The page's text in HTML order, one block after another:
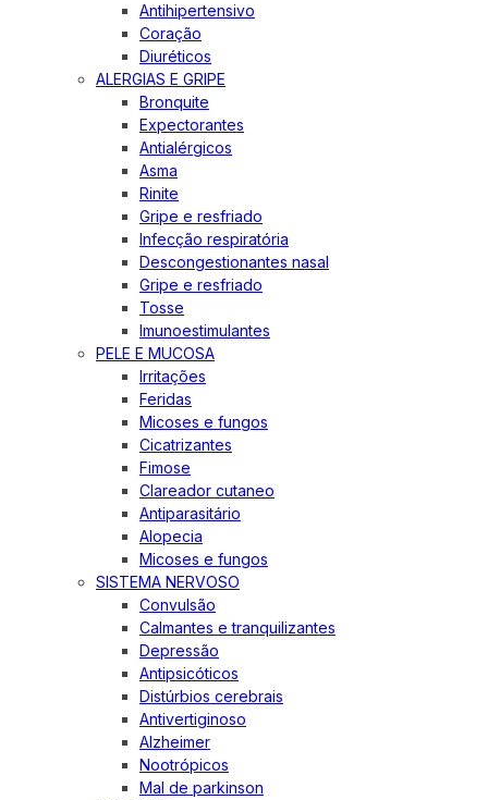
Antihipertensivo
Coração
Diuréticos
ALERGIAS E GRIPE
Bronquite
Expectorantes
Antialérgicos
Asma
Rinite
Gripe e resfriado
Infecção respiratória
Descongestionantes nasal
Gripe e resfriado
Tosse
Imunoestimulantes
PELE E MUCOSA
Irritações
Feridas
Micoses e fungos
Cicatrizantes
Fimose
Clareador cutaneo
Antiparasitário
Alopecia
Micoses e fungos
SISTEMA NERVOSO
Convulsão
Calmantes e tranquilizantes
Depressão
Antipsicóticos
Distúrbios cerebrais
Antivertiginoso
Alzheimer
Nootrópicos
Mal de parkinson